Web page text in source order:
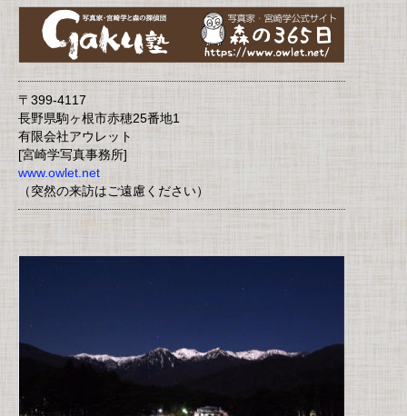
〒399-4117
長野県駒ヶ根市赤穂25番地1
有限会社アウレット
[宮崎学写真事務所]
www.owlet.net
（突然の来訪はご遠慮ください）